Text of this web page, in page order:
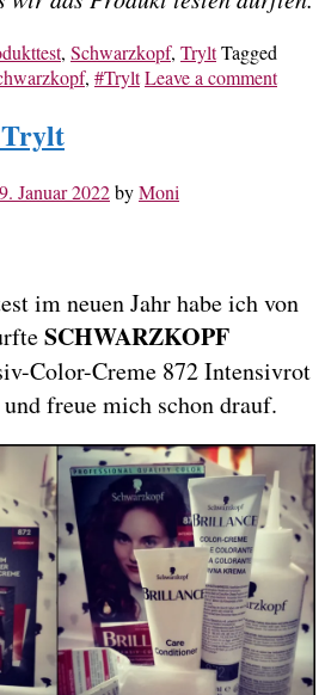
, Schwarzkopf, TryltTagged
, #TryltLeave a comment
Januar 2022byMoni
im neuen Jahr habe ich von
SCHWARZKOPF
Color-Creme 872 Intensivrot
freue mich schon drauf.